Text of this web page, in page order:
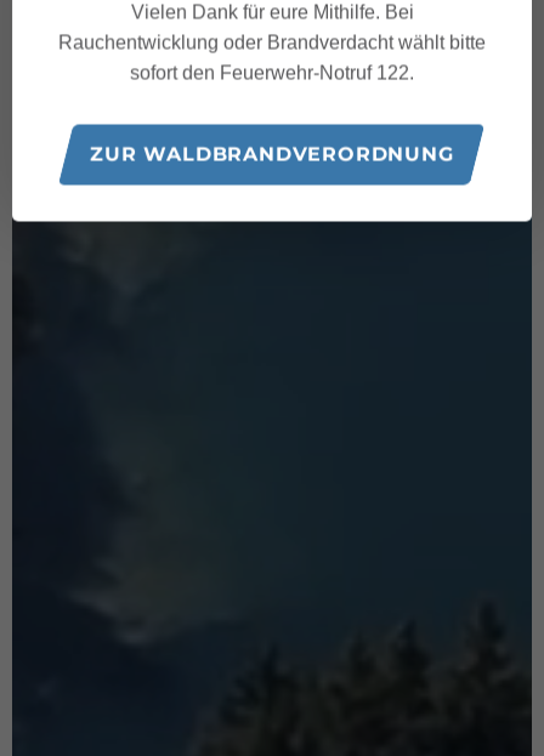
Vielen Dank für eure Mithilfe. Bei
Rauchentwicklung oder Brandverdacht wählt bitte
sofort den Feuerwehr-Notruf 122.
ZUR WALDBRANDVERORDNUNG